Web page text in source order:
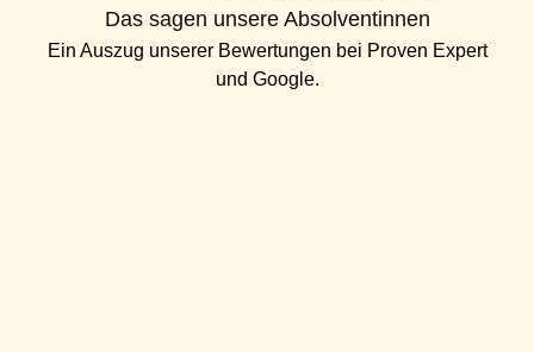
Das sagen unsere Absolventinnen
Ein Auszug unserer Bewertungen bei Proven Expert
und Google.